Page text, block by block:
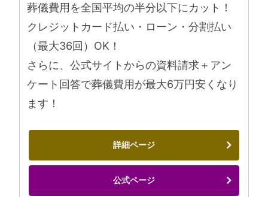
葬儀費用を全国平均の半分以下にカット！
クレジットカード払い・ローン・分割払い
（最大36回）OK！
さらに、公式サイトからの資料請求＋アン
ケート回答で葬儀費用が最大6万円安くなり
ます！
詳細ページ
公式ページ